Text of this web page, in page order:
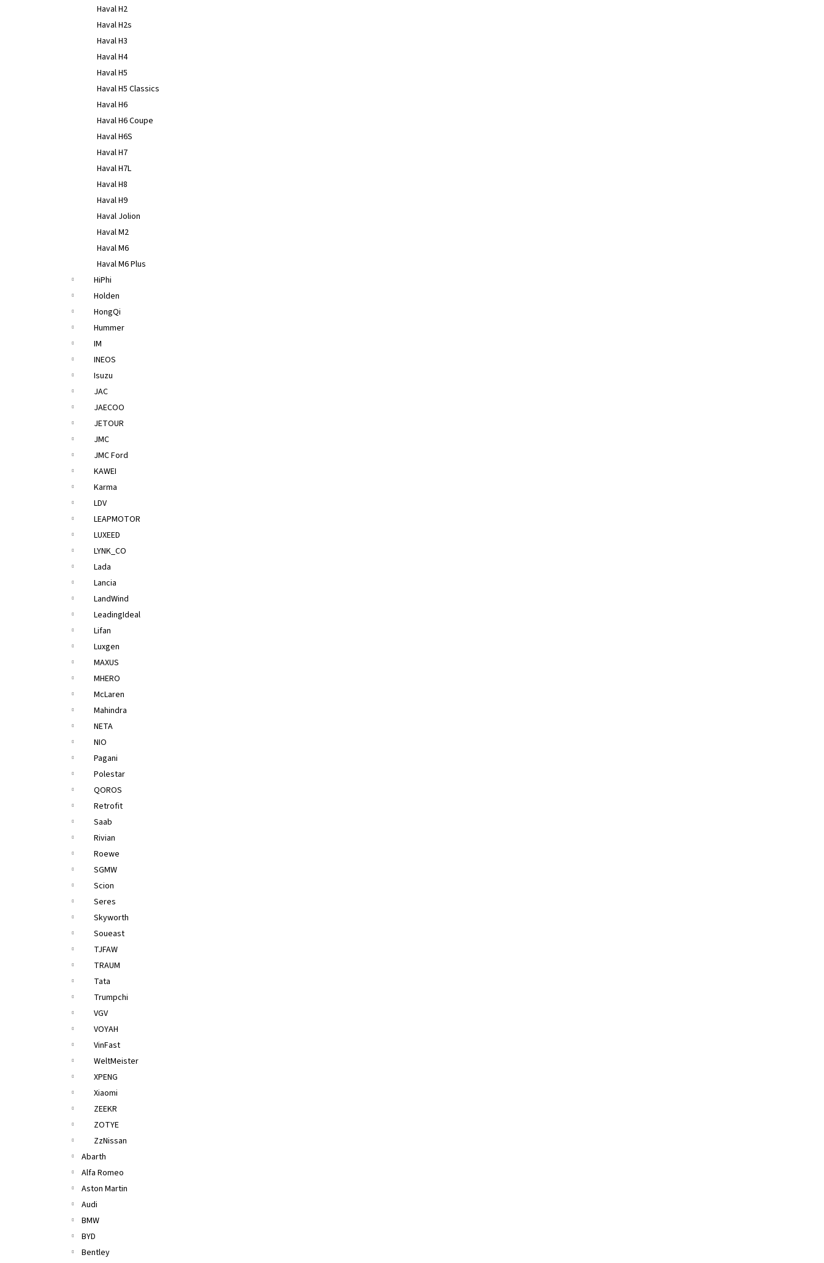
Haval H2
Haval H2s
Haval H3
Haval H4
Haval H5
Haval H5 Classics
Haval H6
Haval H6 Coupe
Haval H6S
Haval H7
Haval H7L
Haval H8
Haval H9
Haval Jolion
Haval M2
Haval M6
Haval M6 Plus
HiPhi
Holden
HongQi
Hummer
IM
INEOS
Isuzu
JAC
JAECOO
JETOUR
JMC
JMC Ford
KAWEI
Karma
LDV
LEAPMOTOR
LUXEED
LYNK_CO
Lada
Lancia
LandWind
LeadingIdeal
Lifan
Luxgen
MAXUS
MHERO
McLaren
Mahindra
NETA
NIO
Pagani
Polestar
QOROS
Retrofit
Saab
Rivian
Roewe
SGMW
Scion
Seres
Skyworth
Soueast
TJFAW
TRAUM
Tata
Trumpchi
VGV
VOYAH
VinFast
WeltMeister
XPENG
Xiaomi
ZEEKR
ZOTYE
ZzNissan
Abarth
Alfa Romeo
Aston Martin
Audi
BMW
BYD
Bentley